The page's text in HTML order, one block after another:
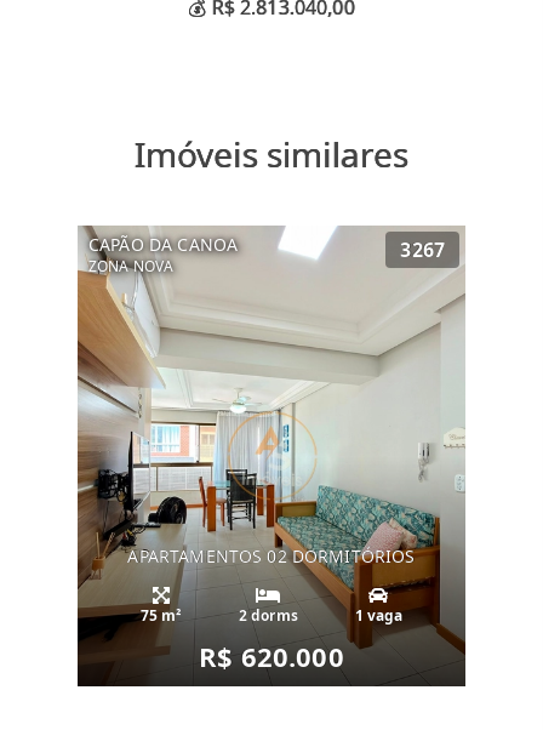
💰 R$ 2.813.040,00
Imóveis similares
CAPÃO DA CANOA
ZONA NOVA
3267
APARTAMENTOS 02 DORMITÓRIOS
75 m² 2 dorms 1 vaga
R$ 620.000